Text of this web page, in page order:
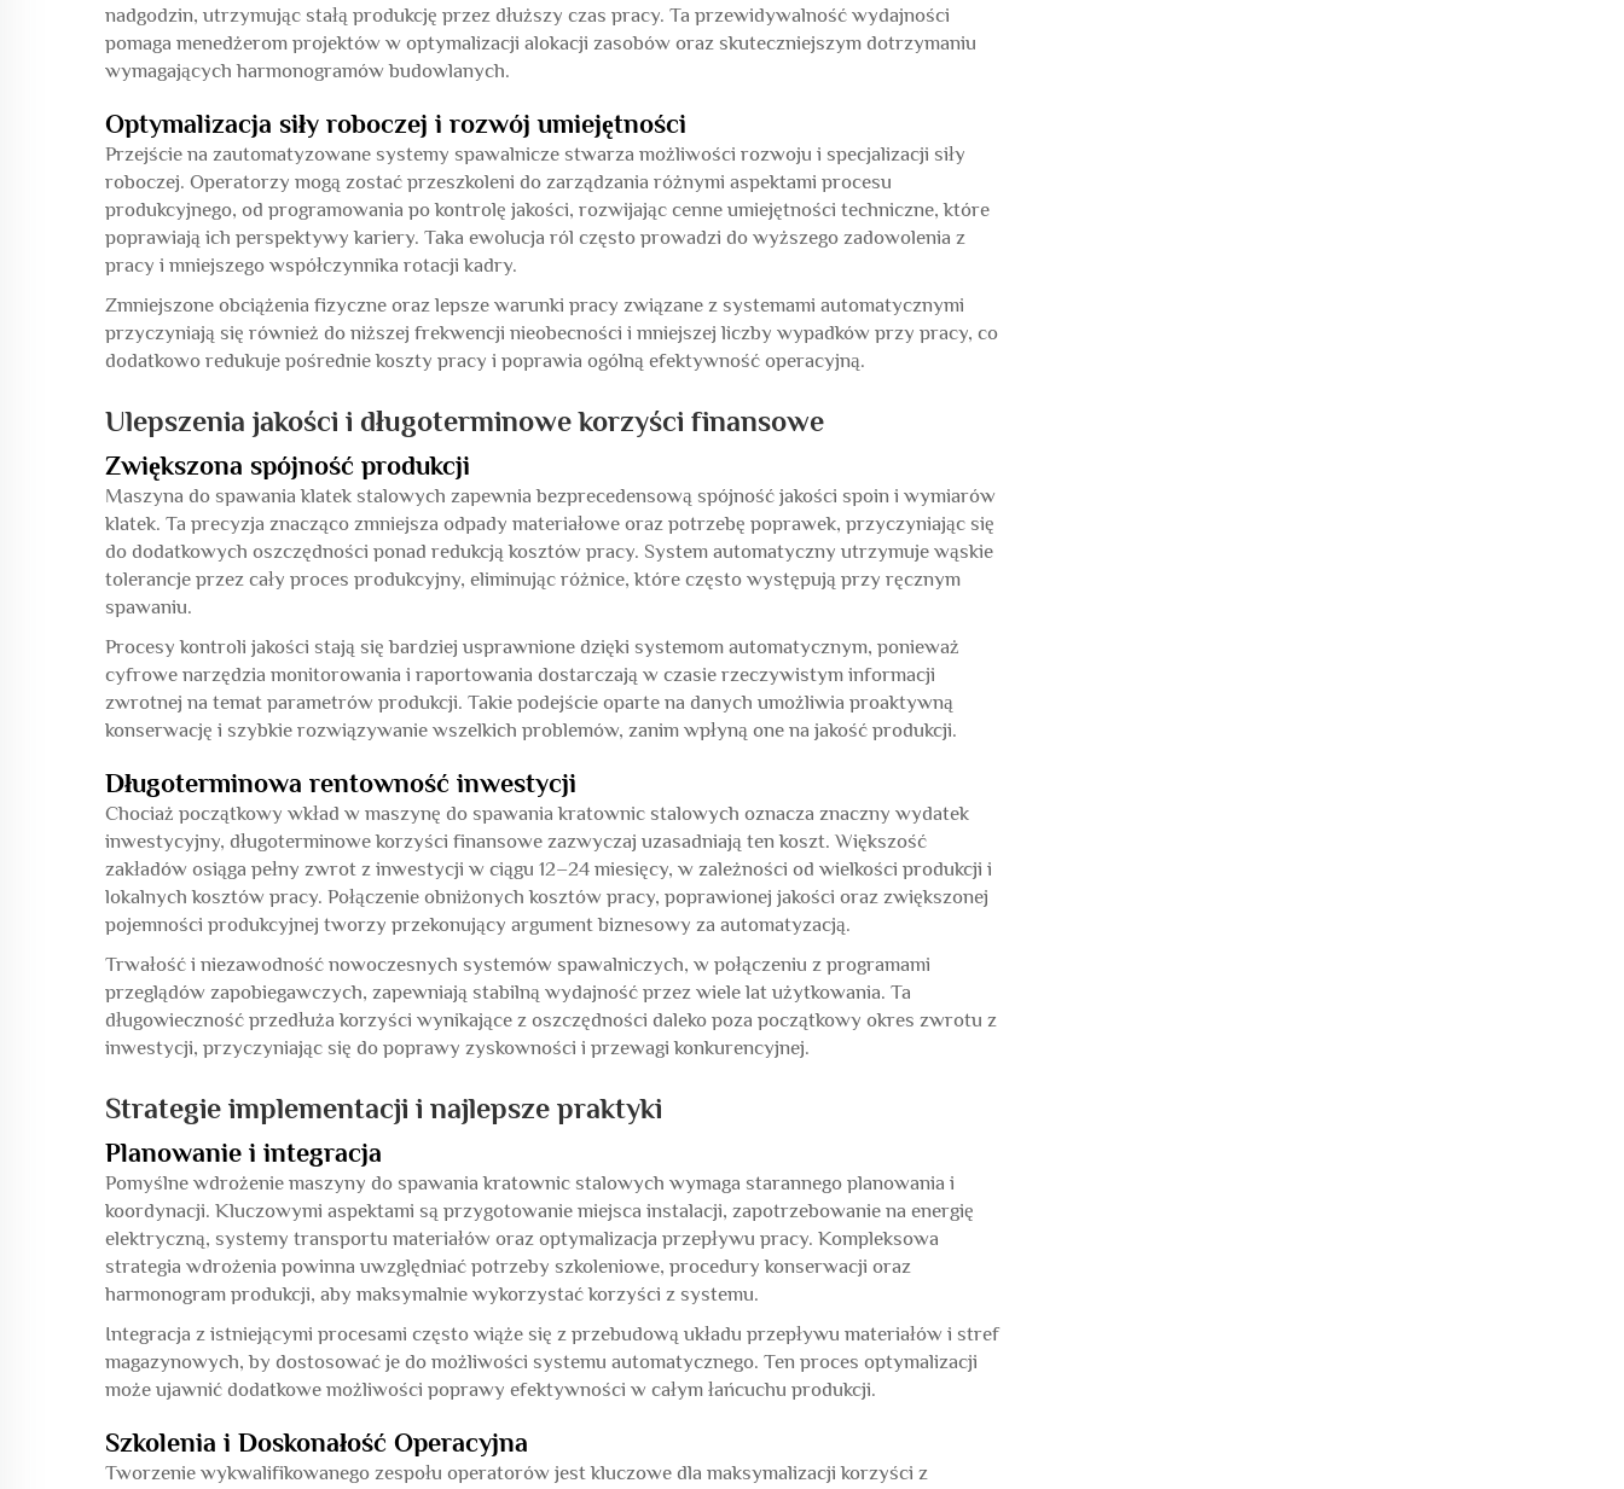
nadgodzin, utrzymując stałą produkcję przez dłuższy czas pracy. Ta przewidywalność wydajności
pomaga menedżerom projektów w optymalizacji alokacji zasobów oraz skuteczniejszym dotrzymaniu
wymagających harmonogramów budowlanych.
Optymalizacja siły roboczej i rozwój umiejętności
Przejście na zautomatyzowane systemy spawalnicze stwarza możliwości rozwoju i specjalizacji siły
roboczej. Operatorzy mogą zostać przeszkoleni do zarządzania różnymi aspektami procesu
produkcyjnego, od programowania po kontrolę jakości, rozwijając cenne umiejętności techniczne, które
poprawiają ich perspektywy kariery. Taka ewolucja ról często prowadzi do wyższego zadowolenia z
pracy i mniejszego współczynnika rotacji kadry.
Zmniejszone obciążenia fizyczne oraz lepsze warunki pracy związane z systemami automatycznymi
przyczyniają się również do niższej frekwencji nieobecności i mniejszej liczby wypadków przy pracy, co
dodatkowo redukuje pośrednie koszty pracy i poprawia ogólną efektywność operacyjną.
Ulepszenia jakości i długoterminowe korzyści finansowe
Zwiększona spójność produkcji
Maszyna do spawania klatek stalowych zapewnia bezprecedensową spójność jakości spoin i wymiarów
klatek. Ta precyzja znacząco zmniejsza odpady materiałowe oraz potrzebę poprawek, przyczyniając się
do dodatkowych oszczędności ponad redukcją kosztów pracy. System automatyczny utrzymuje wąskie
tolerancje przez cały proces produkcyjny, eliminując różnice, które często występują przy ręcznym
spawaniu.
Procesy kontroli jakości stają się bardziej usprawnione dzięki systemom automatycznym, ponieważ
cyfrowe narzędzia monitorowania i raportowania dostarczają w czasie rzeczywistym informacji
zwrotnej na temat parametrów produkcji. Takie podejście oparte na danych umożliwia proaktywną
konserwację i szybkie rozwiązywanie wszelkich problemów, zanim wpłyną one na jakość produkcji.
Długoterminowa rentowność inwestycji
Chociaż początkowy wkład w maszynę do spawania kratownic stalowych oznacza znaczny wydatek
inwestycyjny, długoterminowe korzyści finansowe zazwyczaj uzasadniają ten koszt. Większość
zakładów osiąga pełny zwrot z inwestycji w ciągu 12–24 miesięcy, w zależności od wielkości produkcji i
lokalnych kosztów pracy. Połączenie obniżonych kosztów pracy, poprawionej jakości oraz zwiększonej
pojemności produkcyjnej tworzy przekonujący argument biznesowy za automatyzacją.
Trwałość i niezawodność nowoczesnych systemów spawalniczych, w połączeniu z programami
przeglądów zapobiegawczych, zapewniają stabilną wydajność przez wiele lat użytkowania. Ta
długowieczność przedłuża korzyści wynikające z oszczędności daleko poza początkowy okres zwrotu z
inwestycji, przyczyniając się do poprawy zyskowności i przewagi konkurencyjnej.
Strategie implementacji i najlepsze praktyki
Planowanie i integracja
Pomyślne wdrożenie maszyny do spawania kratownic stalowych wymaga starannego planowania i
koordynacji. Kluczowymi aspektami są przygotowanie miejsca instalacji, zapotrzebowanie na energię
elektryczną, systemy transportu materiałów oraz optymalizacja przepływu pracy. Kompleksowa
strategia wdrożenia powinna uwzględniać potrzeby szkoleniowe, procedury konserwacji oraz
harmonogram produkcji, aby maksymalnie wykorzystać korzyści z systemu.
Integracja z istniejącymi procesami często wiąże się z przebudową układu przepływu materiałów i stref
magazynowych, by dostosować je do możliwości systemu automatycznego. Ten proces optymalizacji
może ujawnić dodatkowe możliwości poprawy efektywności w całym łańcuchu produkcji.
Szkolenia i Doskonałość Operacyjna
Tworzenie wykwalifikowanego zespołu operatorów jest kluczowe dla maksymalizacji korzyści z